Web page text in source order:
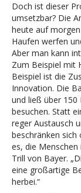
Doch ist dieser
umsetzbar? Die
heute auf
Haufen werfen
Aber man kann
Zum Beispiel mit
Beispiel ist die
Innovation. Die
und ließ über 150
besuchen. Statt
reger Austausch
beschränken
es, die Menschen
Trill von Bayer.
eine großartige
herbei.“